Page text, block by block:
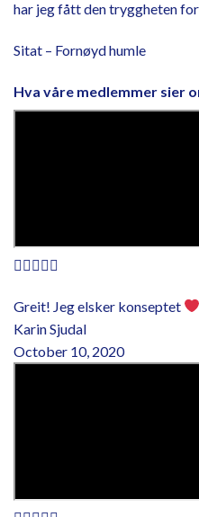
har jeg fått den tryggheten
Sitat – Fornøyd humle
Hva våre medlemmer sier

Greit! Jeg elsker konseptet
Karin Sjudal
October 10, 2020